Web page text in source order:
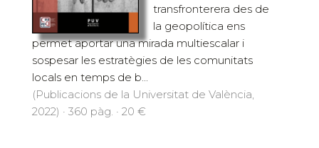
transfronterera des de
la geopolítica ens
permet aportar una mirada multiescalar i
sospesar les estratègies de les comunitats
locals en temps de b...
(Publicacions de la Universitat de València,
2022) · 360 pàg. · 20 €